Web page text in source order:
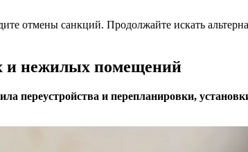
отмены санкций. Продолжайте искать
и нежилых помещений
переустройства и перепланировки,